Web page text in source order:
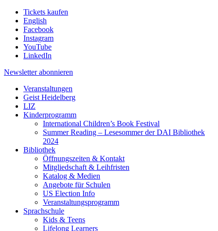
Tickets kaufen
English
Facebook
Instagram
YouTube
LinkedIn
Newsletter abonnieren
Veranstaltungen
Geist Heidelberg
LIZ
Kinderprogramm
International Children’s Book Festival
Summer Reading – Lesesommer der DAI Bibliothek
2024
Bibliothek
Öffnungszeiten & Kontakt
Mitgliedschaft & Leihfristen
Katalog & Medien
Angebote für Schulen
US Election Info
Veranstaltungsprogramm
Sprachschule
Kids & Teens
Lifelong Learners